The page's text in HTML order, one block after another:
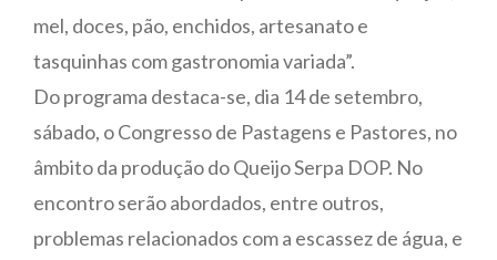
mel, doces, pão, enchidos, artesanato e
tasquinhas com gastronomia variada”.
Do programa destaca-se, dia 14 de setembro,
sábado, o Congresso de Pastagens e Pastores, no
âmbito da produção do Queijo Serpa DOP. No
encontro serão abordados, entre outros,
problemas relacionados com a escassez de água, e